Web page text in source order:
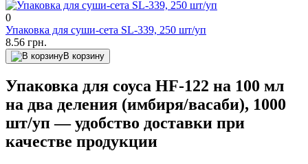
0
Упаковка для суши-сета SL-339, 250 шт/уп
8.56 грн.
В корзину
Упаковка для соуса HF-122 на 100 мл
на два деления (имбиря/васаби), 1000
шт/уп — удобство доставки при
качестве продукции